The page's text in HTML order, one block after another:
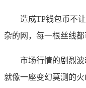
造成TP钱包币不
杂的网，每一根丝线
市场行情的剧烈
就像一座变幻莫测的